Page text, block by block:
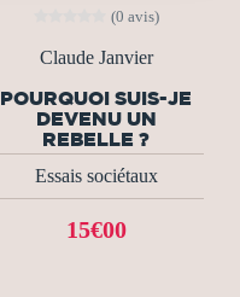
(0 avis)
Claude Janvier
POURQUOI SUIS-JE
DEVENU UN
REBELLE ?
Essais sociétaux
15€00